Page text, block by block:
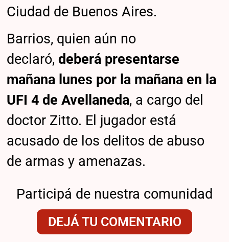
Ciudad de Buenos Aires.
Barrios, quien aún no
declaró,deberá presentarse
mañana lunes por la mañana en la
UFI 4 de Avellaneda, a cargo del
doctor Zitto. El jugador está
acusado de los delitos de abuso
de armas y amenazas.
Participá de nuestra comunidad
DEJÁ TU COMENTARIO